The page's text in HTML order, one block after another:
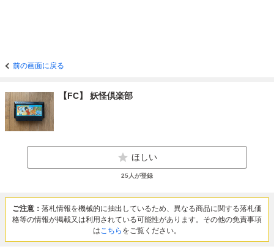
前の画面に戻る
【FC】 妖怪倶楽部
ほしい
25人が登録
ご注意： 落札情報を機械的に抽出しているため、異なる商品に関する落札価
格等の情報が掲載又は利用されている可能性があります。その他の免責事項
はこちら をご覧ください。